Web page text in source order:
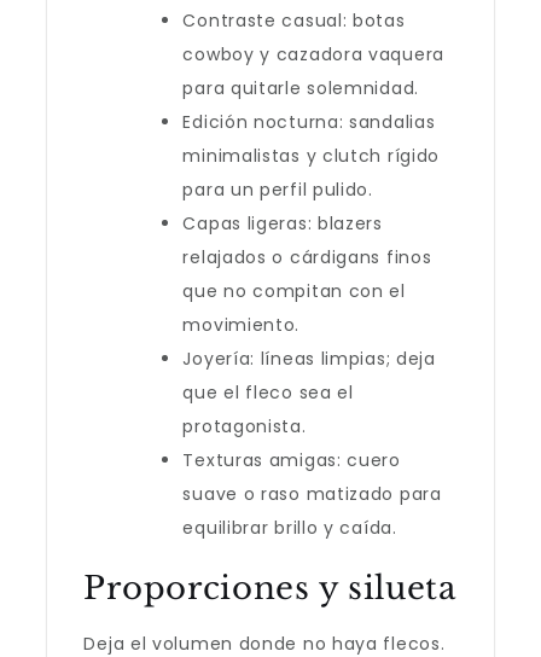
Contraste casual: botas
cowboy y cazadora vaquera
para quitarle solemnidad.
Edición nocturna: sandalias
minimalistas y clutch rígido
para un perfil pulido.
Capas ligeras: blazers
relajados o cárdigans finos
que no compitan con el
movimiento.
Joyería: líneas limpias; deja
que el fleco sea el
protagonista.
Texturas amigas: cuero
suave o raso matizado para
equilibrar brillo y caída.
Proporciones y silueta
Deja el volumen donde no haya flecos.